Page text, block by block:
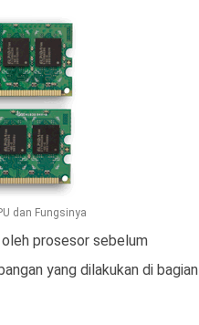
dan Fungsinya
prosesor sebelum
yang dilakukan di bagian